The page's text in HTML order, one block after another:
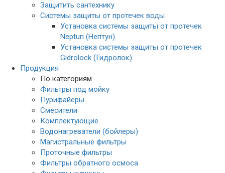
Защитить сантехнику
Системы защиты от протечек воды
Установка системы защиты от протечек
Neptun (Нептун)
Установка системы защиты от протечек
Gidrolock (Гидролок)
Продукция
По категориям
Фильтры под мойку
Пурифайеры
Смесители
Комплектующие
Водонагреватели (бойлеры)
Магистральные фильтры
Проточные фильтры
Фильтры обратного осмоса